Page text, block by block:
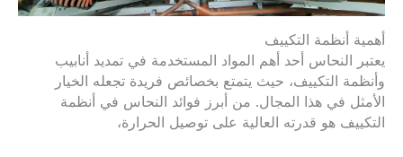
أهمية أنظمة التكييف
يعتبر النحاس أحد أهم المواد المستخدمة في تمديد أنابيب
وأنظمة التكييف، حيث يتمتع بخصائص فريدة تجعله الخيار
الأمثل في هذا المجال. من أبرز فوائد النحاس في أنظمة
التكييف هو قدرته العالية على توصيل الحرارة،